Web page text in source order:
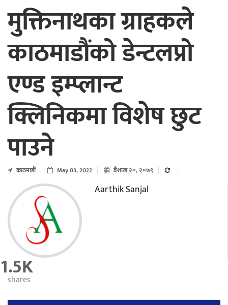
मुक्तिनाथका ग्राहकले
काठमाडौंको डेन्टलप्रो
एण्ड इम्प्लान्ट
क्लिनिकमा विशेष छुट
पाउने
काठमाडाैं May 03, 2022 वैशाख २०, २०७९
Aarthik Sanjal
1.5K
shares